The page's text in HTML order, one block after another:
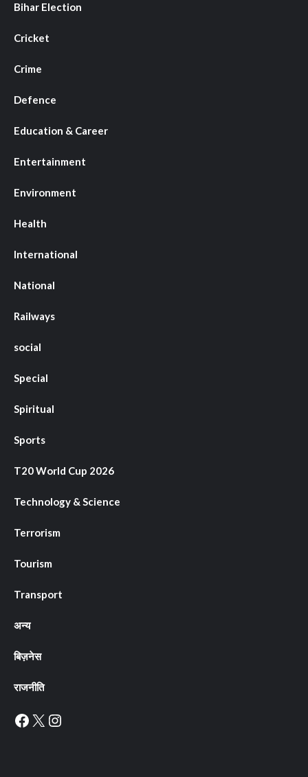
Bihar Election
Cricket
Crime
Defence
Education & Career
Entertainment
Environment
Health
International
National
Railways
social
Special
Spiritual
Sports
T20 World Cup 2026
Technology & Science
Terrorism
Tourism
Transport
अन्य
बिज़नेस
राजनीति
Facebook
X Instagram